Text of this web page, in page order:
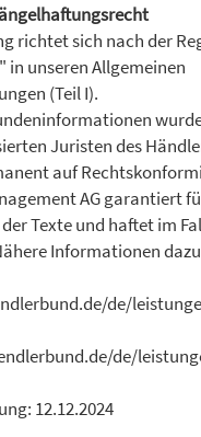
richtet sich nach der
unseren Allgemeinen
(Teil I).
Juristen des
auf
AG garantiert
Texte und haftet im
Informationen
de/
de/
12.12.2024